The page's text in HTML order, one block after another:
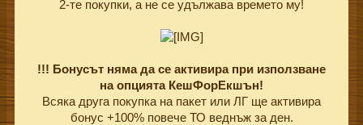
2-те покупки, а не се удължава времето му!
!!! Бонусът няма да се активира при използване
на опцията КешФорЕкшън!
Всяка друга покупка на пакет или ЛГ ще активира
бонус +100% повече ТО веднъж за ден.